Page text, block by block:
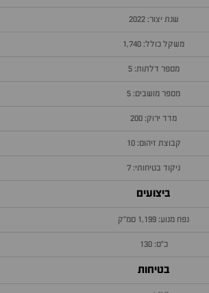
שנת יצור: 2022
משקל כולל: 1,740
מספר דלתות: 5
מספר מושבים: 5
מדד ירוק: 200
קבוצת זיהום: 10
ניקוד בטיחותי: 7
ביצועים
נפח מנוע: 1,199 סמ״ק
כ״ס: 130
בטיחות